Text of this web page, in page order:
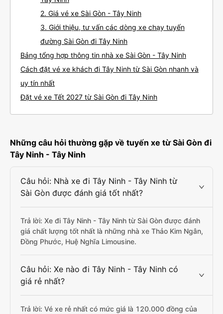
2. Giá vé xe Sài Gòn - Tây Ninh
3. Giới thiệu, tư vấn các dòng xe chạy tuyến
đường Sài Gòn đi Tây Ninh
Bảng tổng hợp thông tin nhà xe Sài Gòn - Tây Ninh
Cách đặt vé xe khách đi Tây Ninh từ Sài Gòn nhanh và
uy tín nhất
Đặt vé xe Tết 2027 từ Sài Gòn đi Tây Ninh
Những câu hỏi thường gặp về tuyến xe từ Sài Gòn đi
Tây Ninh - Tây Ninh
Câu hỏi: Nhà xe đi Tây Ninh - Tây Ninh từ
Sài Gòn được đánh giá tốt nhất?
Trả lời: Xe đi Tây Ninh - Tây Ninh từ Sài Gòn được đánh
giá chất lượng tốt nhất là những nhà xe Thảo Kim Ngân,
Đồng Phước, Huệ Nghĩa Limousine.
Câu hỏi: Xe nào đi Tây Ninh - Tây Ninh có
giá rẻ nhất?
Trả lời: Vé xe rẻ nhất có mức giá là 120.000 đồng của